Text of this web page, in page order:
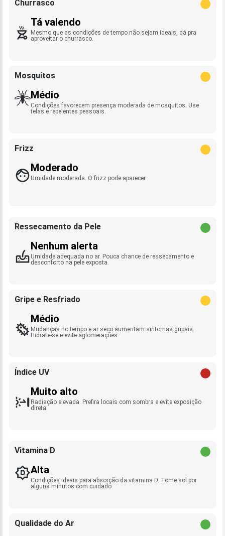
Churrasco
Tá valendo
Mesmo que as condições de tempo não sejam ideais, dá pra
aproveitar o churrasco.
Mosquitos
Médio
Condições favorecem presença moderada de mosquitos. Use
telas e repelentes pessoais.
Frizz
Moderado
Umidade moderada. O frizz pode aparecer.
Ressecamento da Pele
Nenhum alerta
Umidade adequada no ar. Pouca chance de ressecamento e
desconforto na pele exposta.
Gripe e Resfriado
Médio
Mudanças no tempo e ar seco aumentam sintomas gripais.
Hidrate-se e evite aglomerações.
Índice UV
Muito alto
Radiação elevada. Prefira locais com sombra e evite exposição
direta.
Vitamina D
Alta
Condições ideais para absorção da vitamina D. Tome sol por
alguns minutos com cuidado.
Qualidade do Ar